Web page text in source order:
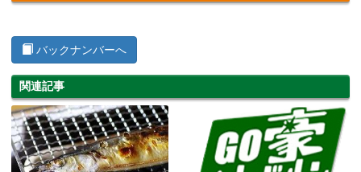
バックナンバーへ
関連記事